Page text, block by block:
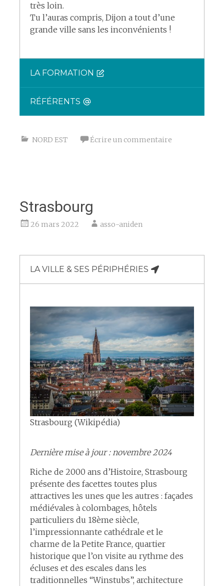
très loin.
Tu l’auras compris, Dijon a tout d’une
grande ville sans les inconvénients !
LA FORMATION
RÉFÉRENTS
NORD EST Écrire un commentaire
Strasbourg
26 mars 2022 asso-aniden
LA VILLE & SES PÉRIPHÉRIES
Strasbourg (Wikipédia)
Dernière mise à jour : novembre 2024
Riche de 2000 ans d’Histoire, Strasbourg
présente des facettes toutes plus
attractives les unes que les autres : façades
médiévales à colombages, hôtels
particuliers du 18ème siècle,
l’impressionnante cathédrale et le
charme de la Petite France, quartier
historique que l’on visite au rythme des
écluses et des escales dans les
traditionnelles “Winstubs”, architecture